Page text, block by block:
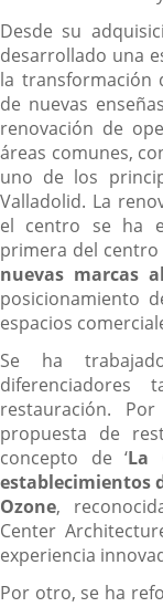
Desde su
desarrollado una
la transformación
de nuevas
renovación de
áreas comunes,
uno de los
Valladolid. La
el centro se ha
primera del
nuevas marcas
posicionamiento
espacios
Se ha
restauración.
propuesta de
concepto de ‘La
establecimientos
Ozone,
Center
experiencia
Por otro, se ha